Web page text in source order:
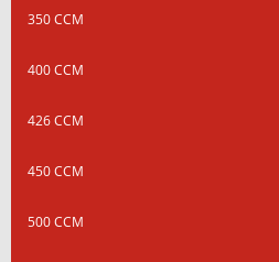
350 CCM
400 CCM
426 CCM
450 CCM
500 CCM